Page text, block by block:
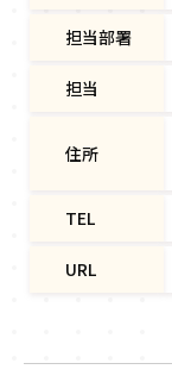
担当部署
担当
住所
TEL
URL